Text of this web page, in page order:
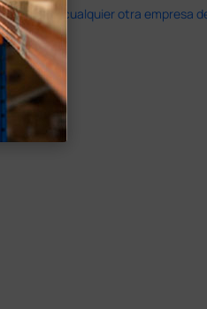
que en cualquier otra empresa